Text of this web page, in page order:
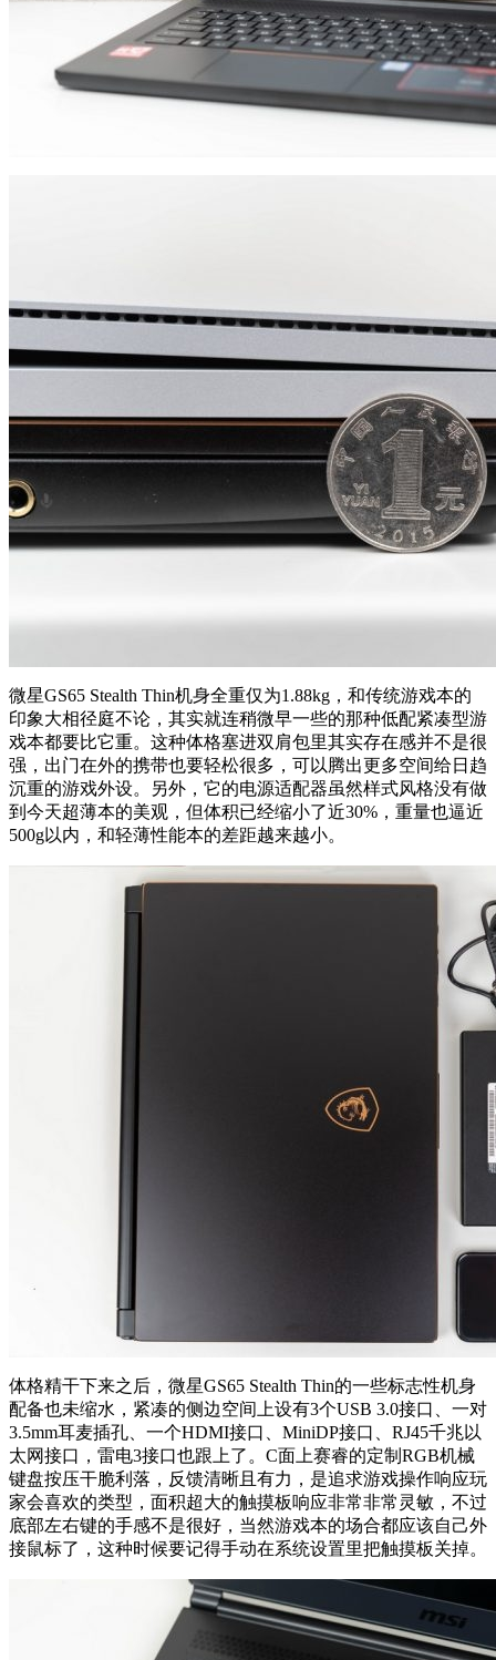
微星GS65 Stealth Thin机身全重仅为1.88kg，和传统游戏本的
印象大相径庭不论，其实就连稍微早一些的那种低配紧凑型游
戏本都要比它重。这种体格塞进双肩包里其实存在感并不是很
强，出门在外的携带也要轻松很多，可以腾出更多空间给日趋
沉重的游戏外设。另外，它的电源适配器虽然样式风格没有做
到今天超薄本的美观，但体积已经缩小了近30%，重量也逼近
500g以内，和轻薄性能本的差距越来越小。
体格精干下来之后，微星GS65 Stealth Thin的一些标志性机身
配备也未缩水，紧凑的侧边空间上设有3个USB 3.0接口、一对
3.5mm耳麦插孔、一个HDMI接口、MiniDP接口、RJ45千兆以
太网接口，雷电3接口也跟上了。C面上赛睿的定制RGB机械
键盘按压干脆利落，反馈清晰且有力，是追求游戏操作响应玩
家会喜欢的类型，面积超大的触摸板响应非常非常灵敏，不过
底部左右键的手感不是很好，当然游戏本的场合都应该自己外
接鼠标了，这种时候要记得手动在系统设置里把触摸板关掉。